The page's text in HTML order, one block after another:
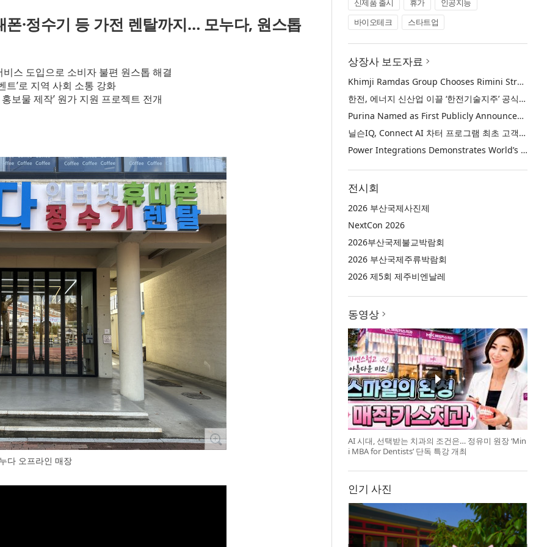
·정수기 등 가전 렌탈까지… 모누다, 원스톱
스 도입으로 소비자 불편 원스톱 해결
트’로 지역 사회 소통 강화
보물 제작’ 원가 지원 프로젝트 전개
다 오프라인 매장
신제품 출시 휴가
인공지능
바이오테크
스타트업
상장사 보도자료
Khimji Ramdas Group Chooses Rimini Street to Reduce SAP Support Costs, Protect 700+ Customizations and Reinvest Savings in Innovation
한전, 에너지 신산업 이끌 ‘한전기술지주’ 공식 출범
Purina Named as First Publicly Announced NIQ ConnectAI Charter Client
닐슨IQ, Connect AI 차터 프로그램 최초 고객사 ‘퓨리나’ 선정
Power Integrations Demonstrates World’s First 2200 V GaN Technology for Next-Era High-Voltage Power Systems
전시회
2026 부산국제사진제
NextCon 2026
2026부산국제불교박람회
2026 부산국제주류박람회
2026 제5회 제주비엔날레
동영상
AI 시대, 선택받는 치과의 조건은… 정유미 원장 ‘Min
i MBA for Dentists’ 단독 특강 개최
인기 사진